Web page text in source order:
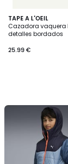
TAPE A L'OEIL
Cazadora vaquera
detalles bordados
25.99 €